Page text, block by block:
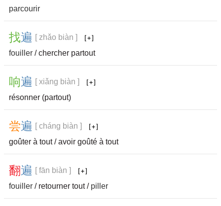
parcourir
找遍 [ zhǎo biàn ]
fouiller / chercher partout
响遍 [ xiǎng biàn ]
résonner (partout)
尝遍 [ cháng biàn ]
goûter à tout / avoir goûté à tout
翻遍 [ fān biàn ]
fouiller / retourner tout / piller